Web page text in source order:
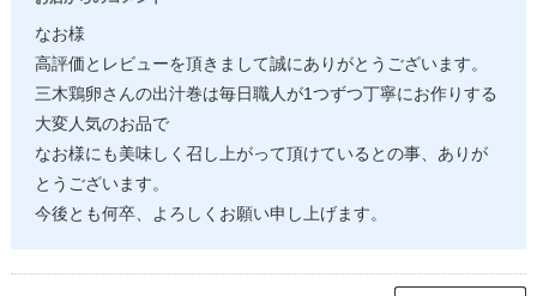
なお様
高評価とレビューを頂きまして誠にありがとうございます。
三木鶏卵さんの出汁巻は毎日職人が1つずつ丁寧にお作りする
大変人気のお品で
なお様にも美味しく召し上がって頂けているとの事、ありが
とうございます。
今後とも何卒、よろしくお願い申し上げます。